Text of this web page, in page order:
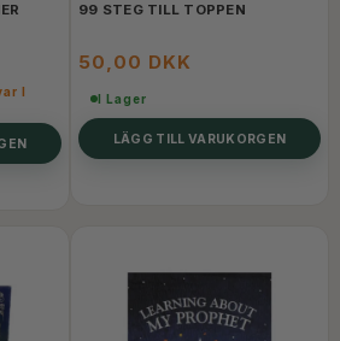
I
99 STEG TILL TOPPEN
50,00 DKK
I Lager
LÄGG TILL VARUKORGEN